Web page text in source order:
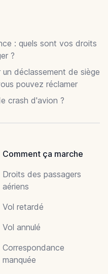
: quels sont vos droits
?
déclassement de siège
pouvez réclamer
crash d'avion ?
Comment ça marche
Droits des passagers
aériens
Vol retardé
Vol annulé
Correspondance
manquée